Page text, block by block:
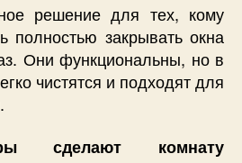
решение для тех, кому
полностью закрывать окна
Они функциональны, но в
чистятся и подходят для
сделают комнату